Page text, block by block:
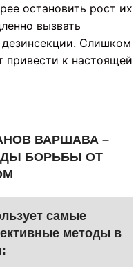
остановить рост их
вызвать
Слишком
привести к настоящей
ВАРШАВА –
БОРЬБЫ ОТ
самые
методы в